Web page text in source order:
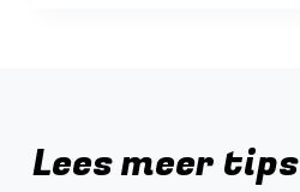
Lees meer tips